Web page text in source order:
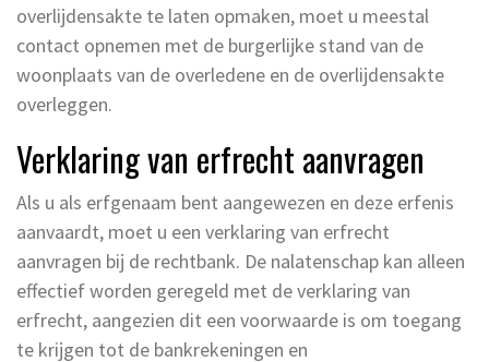
overlijdensakte te laten opmaken, moet u meestal
contact opnemen met de burgerlijke stand van de
woonplaats van de overledene en de overlijdensakte
overleggen.
Verklaring van erfrecht aanvragen
Als u als erfgenaam bent aangewezen en deze erfenis
aanvaardt, moet u een verklaring van erfrecht
aanvragen bij de rechtbank. De nalatenschap kan alleen
effectief worden geregeld met de verklaring van
erfrecht, aangezien dit een voorwaarde is om toegang
te krijgen tot de bankrekeningen en